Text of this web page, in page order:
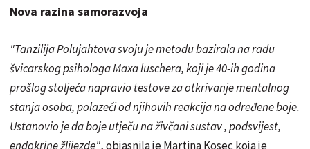
Nova razina samorazvoja
"TanzilijaPolujahtovasvoju je metodu bazirala na radu
švicarskog psihologa Maxaluschera, koji je 40-ih godina
prošlog stoljeća napravio testove za otkrivanje mentalnog
stanja osoba, polazeći od njihovih reakcija na određene boje.
Ustanovio je da boje utječu na živčani sustav , podsvijest,
endokrine žlijezde", objasnila je Martina Kosec koja je